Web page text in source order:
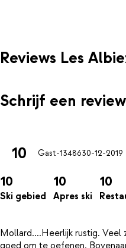
Reviews Les
Schrijf een
10 Gast-1348630-12-2019
10
Ski gebied
10
Apres ski
10
Mollard....Heerlijk rustig. Veel
goed om te oefenen.